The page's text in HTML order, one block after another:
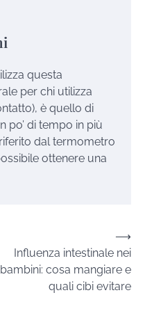
questa
per chi utilizza
è quello di
po’ di tempo in più
dal termometro
ottenere una
Influenza intestinale nei
bambini: cosa mangiare e
quali cibi evitare
⟶